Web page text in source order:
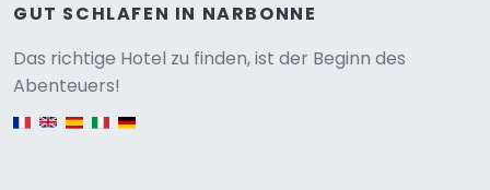
GUT SCHLAFEN IN NARBONNE
Das richtige Hotel zu finden, ist der Beginn des
Abenteuers!
English version